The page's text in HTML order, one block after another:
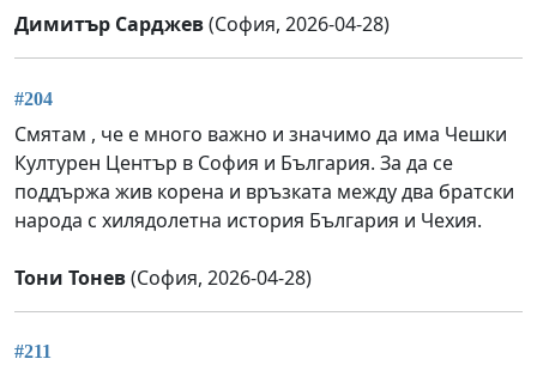
Димитър Сарджев(София, 2026-04-28)
#204
Смятам , че е много важно и значимо да има Чешки
Културен Център в София и България. За да се
поддържа жив корена и връзката между два братски
народа с хилядолетна история България и Чехия.
Тони Тонев(София, 2026-04-28)
#211